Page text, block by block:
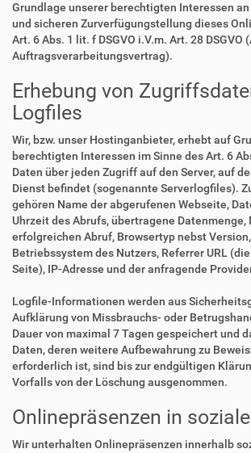
Grundlage unserer berechtigten Interessen
und sicheren Zurverfügungstellung dieses
Art. 6 Abs. 1 lit. f DSGVO i.V.m. Art. 28 DSGVO
Auftragsverarbeitungsvertrag).
Erhebung von
Logfiles
Wir, bzw. unser Hostinganbieter, erhebt auf
berechtigten Interessen im Sinne des Art. 6
Daten über jeden Zugriff auf den Server, auf
Dienst befindet (sogenannte Serverlogfiles).
gehören Name der abgerufenen Webseite,
Uhrzeit des Abrufs, übertragene Datenmenge,
erfolgreichen Abruf, Browsertyp nebst
Betriebssystem des Nutzers, Referrer URL
Seite), IP-Adresse und der anfragende
Logfile-Informationen werden aus
Aufklärung von Missbrauchs- oder
Dauer von maximal 7 Tagen gespeichert und
Daten, deren weitere Aufbewahrung zu
erforderlich ist, sind bis zur endgültigen
Vorfalls von der Löschung ausgenommen.
Onlinepräsenzen in
Wir unterhalten Onlinepräsenzen innerhalb